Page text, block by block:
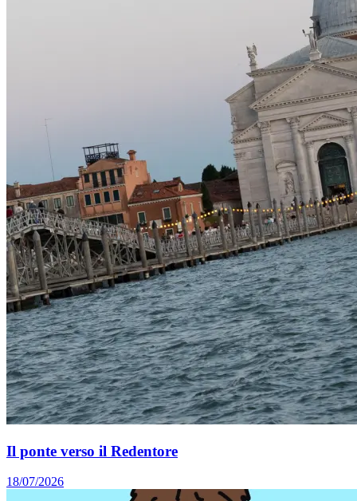
Il ponte verso il Redentore
18/07/2026